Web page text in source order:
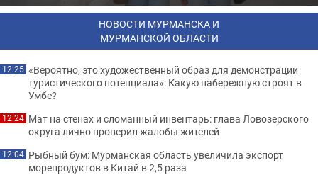
НОВОСТИ МУРМАНСКА И
МУРМАНСКОЙ ОБЛАСТИ
12:25 «Вероятно, это художественный образ для демонстрации
туристического потенциала»: Какую набережную строят в
Умбе?
12:24 Мат на стенах и сломанный инвентарь: глава Ловозерского
округа лично проверил жалобы жителей
12:04 Рыбный бум: Мурманская область увеличила экспорт
морепродуктов в Китай в 2,5 раза